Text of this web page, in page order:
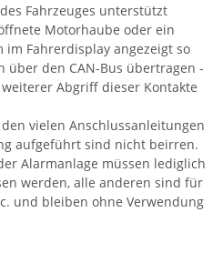
Fahrzeuges unterstützt
Motorhaube oder ein
Fahrerdisplay angezeigt so
über den CAN-Bus übertragen -
Abgriff dieser Kontakte
vielen Anschlussanleitungen
aufgeführt sind nicht beirren.
Alarmanlage müssen lediglich
werden, alle anderen sind für
und bleiben ohne Verwendung